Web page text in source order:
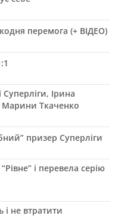
перемога (+ ВІДЕО)
Ірина
Марини Ткаченко
призер Суперліги
і перевела серію
і не втратити